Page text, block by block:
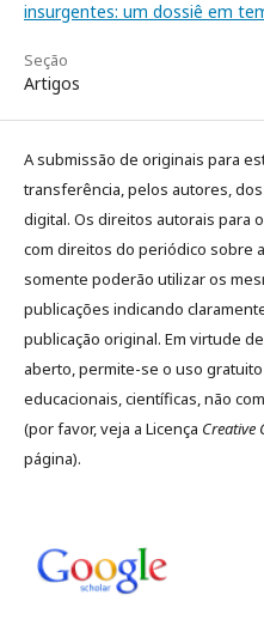
insurgentes: um dossiê em
Seção
Artigos
A submissão de originais para
transferência, pelos autores,
digital. Os direitos autorais para
com direitos do periódico sobre
somente poderão utilizar os
publicações indicando
publicação original. Em virtude
aberto, permite-se o uso
educacionais, científicas, não
(por favor, veja a Licença Creative
página).